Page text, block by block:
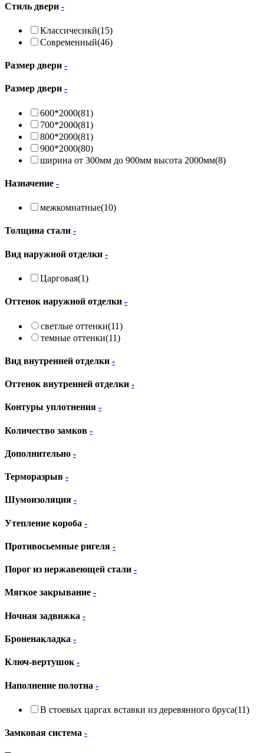
Стиль двери -
Классичесикй(15)
Современный(46)
Размер двери -
Размер двери -
600*2000(81)
700*2000(81)
800*2000(81)
900*2000(80)
ширина от 300мм до 900мм высота 2000мм(8)
Назначение -
межкомнатные(10)
Толщина стали -
Вид наружной отделки -
Царговая(1)
Оттенок наружной отделки -
светлые оттенки(11)
темные оттенки(11)
Вид внутренней отделки -
Оттенок внутренней отделки -
Контуры уплотнения -
Количество замков -
Дополнительно -
Терморазрыв -
Шумоизоляция -
Утепление короба -
Противосьемные ригеля -
Порог из нержавеющей стали -
Мягкое закрывание -
Ночная задвижка -
Броненакладка -
Ключ-вертушок -
Наполнение полотна -
В стоевых царгах вставки из деревянного бруса(11)
Замковая система -